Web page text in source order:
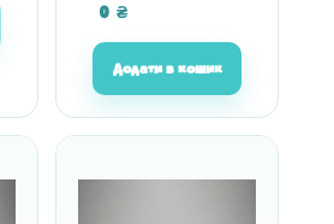
0 ₴
Додати в кошик